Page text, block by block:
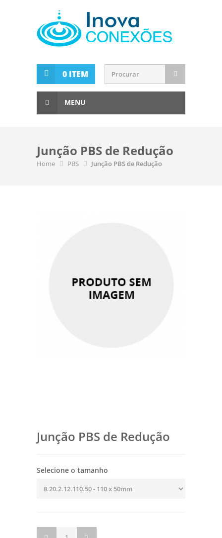
0 ITEM
MENU
Junção PBS de Redução
Home PBS Junção PBS de Redução
Junção PBS de Redução
Selecione o tamanho